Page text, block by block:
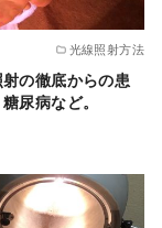
光線照射方法
の徹底からの患
尿病など。